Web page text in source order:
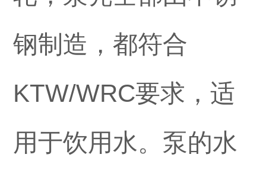
钢制造，都符合
KTW/WRC要求，适
用于饮用水。泵的水